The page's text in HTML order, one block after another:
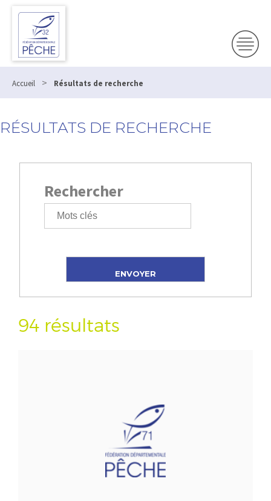
Accueil > Résultats de recherche
RÉSULTATS DE RECHERCHE
Rechercher
94 résultats